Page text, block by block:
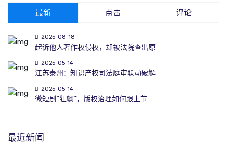
最新 点击 评论
2025-08-18
起诉他人著作权侵权，却被法院查出原
2025-05-14
江苏泰州：知识产权司法庭审联动破解
2025-05-14
微短剧“狂飙”，版权治理如何跟上节
最近新闻